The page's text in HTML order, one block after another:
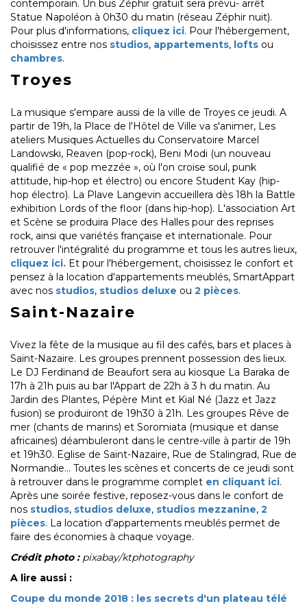
contemporain. Un bus Zéphir gratuit sera prévu- arrêt
Statue Napoléon à 0h30 du matin (réseau Zéphir nuit).
Pour plus d'informations, cliquez ici. Pour l'hébergement,
choisissez entre nos studios, appartements, lofts ou
chambres.
Troyes
La musique s'empare aussi de la ville de Troyes ce jeudi. A
partir de 19h, la Place de l'Hôtel de Ville va s'animer, Les
ateliers Musiques Actuelles du Conservatoire Marcel
Landowski, Reaven (pop-rock), Beni Modi (un nouveau
qualifié de « pop mezzée », où l'on croise soul, punk
attitude, hip-hop et électro) ou encore Student Kay (hip-
hop électro). La Plave Langevin accueillera dès 18h la Battle
exhibition Lords of the floor (dans hip-hop). L'association Art
et Scène se produira Place des Halles pour des reprises
rock, ainsi que variétés française et internationale. Pour
retrouver l'intégralité du programme et tous les autres lieux,
cliquez ici. Et pour l'hébergement, choisissez le confort et
pensez à la location d'appartements meublés, SmartAppart
avec nos studios, studios deluxe ou 2 pièces.
Saint-Nazaire
Vivez la fête de la musique au fil des cafés, bars et places à
Saint-Nazaire. Les groupes prennent possession des lieux.
Le DJ Ferdinand de Beaufort sera au kiosque La Baraka de
17h à 21h puis au bar l'Appart de 22h à 3 h du matin. Au
Jardin des Plantes, Pépère Mint et Kial Né (Jazz et Jazz
fusion) se produiront de 19h30 à 21h. Les groupes Rêve de
mer (chants de marins) et Soromiata (musique et danse
africaines) déambuleront dans le centre-ville à partir de 19h
et 19h30. Eglise de Saint-Nazaire, Rue de Stalingrad, Rue de
Normandie... Toutes les scènes et concerts de ce jeudi sont
à retrouver dans le programme complet en cliquant ici.
Après une soirée festive, reposez-vous dans le confort de
nos studios, studios deluxe, studios mezzanine, 2
pièces. La location d'appartements meublés permet de
faire des économies à chaque voyage.
Crédit photo : pixabay/ktphotography
A lire aussi :
Coupe du monde 2018 : les secrets d'un plateau télé